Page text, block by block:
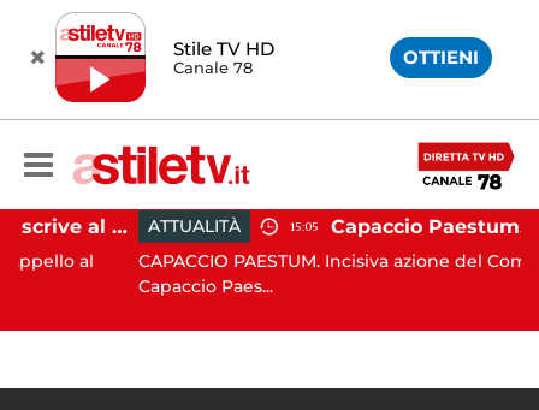
Stile TV HD
Canale 78 OTTIENI
Paestum, Codacons scrive al ministro Giuli: "Rilanciare scavi dell'Anfiteatro nell'area archeologica"
al
ATTUALITÀ 15:05
CAPACCIO PAESTUM. Incisiva azione del Comune di
Capaccio Paes...